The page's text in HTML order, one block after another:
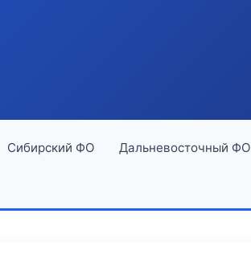
Сибирский ФО Дальневосточный ФО